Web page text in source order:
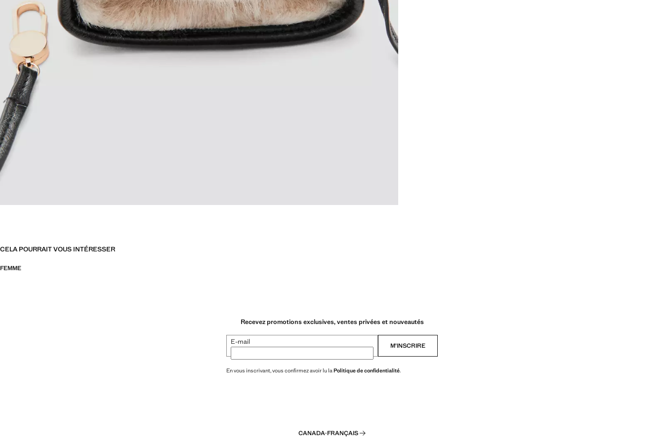
CELA POURRAIT VOUS INTÉRESSER
FEMME
Recevez promotions exclusives, ventes privées et nouveautés
E-mail M’INSCRIRE
En vous inscrivant, vous confirmez avoir lu la Politique de confidentialité.
CANADA·FRANÇAIS